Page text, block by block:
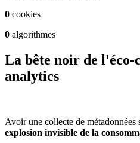
0 cookies
0 algorithmes
La bête noir de l'éco-
analytics
Avoir une collecte de métadonnées
explosion invisible de la